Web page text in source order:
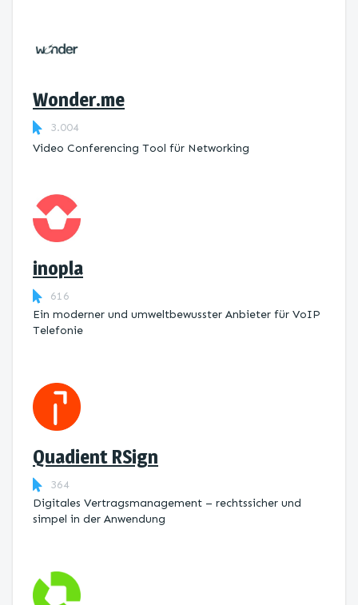
Wonder.me
3.004
Video Conferencing Tool für Networking
inopla
616
Ein moderner und umweltbewusster Anbieter für VoIP
Telefonie
Quadient RSign
364
Digitales Vertragsmanagement – rechtssicher und
simpel in der Anwendung